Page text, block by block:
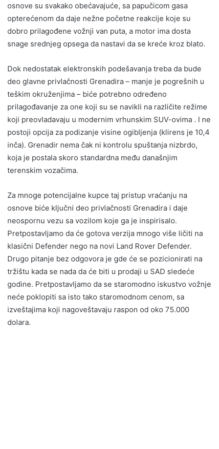
osnove su svakako obećavajuće, sa papučicom gasa
opterećenom da daje nežne početne reakcije koje su
dobro prilagođene vožnji van puta, a motor ima dosta
snage srednjeg opsega da nastavi da se kreće kroz blato.
Dok nedostatak elektronskih podešavanja treba da bude
deo glavne privlačnosti Grenadira – manje je pogrešnih u
teškim okruženjima – biće potrebno određeno
prilagođavanje za one koji su se navikli na različite režime
koji preovladavaju u modernim vrhunskim SUV-ovima . I ne
postoji opcija za podizanje visine ogibljenja (klirens je 10,4
inča). Grenadir nema čak ni kontrolu spuštanja nizbrdo,
koja je postala skoro standardna među današnjim
terenskim vozačima.
Za mnoge potencijalne kupce taj pristup vraćanju na
osnove biće ključni deo privlačnosti Grenadira i daje
neospornu vezu sa vozilom koje ga je inspirisalo.
Pretpostavljamo da će gotova verzija mnogo više ličiti na
klasični Defender nego na novi Land Rover Defender.
Drugo pitanje bez odgovora je gde će se pozicionirati na
tržištu kada se nada da će biti u prodaji u SAD sledeće
godine. Pretpostavljamo da se staromodno iskustvo vožnje
neće poklopiti sa isto tako staromodnom cenom, sa
izveštajima koji nagoveštavaju raspon od oko 75.000
dolara.